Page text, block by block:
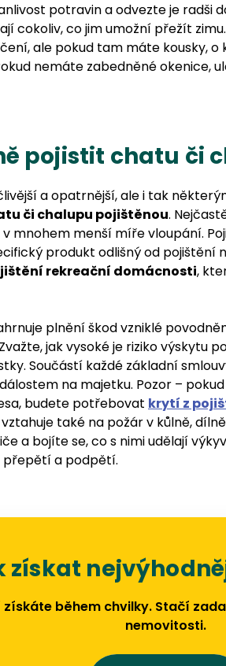
potravin a odvezte je radši
cokoliv, co jim umožní přežít
ale pokud tam máte kousky,
nemáte zabedněné okenice,
pojistit chatu či
a opatrnější, ale i tak
či chalupu pojištěnou.
mnohem menší míře vloupání.
produkt odlišný od pojištění
rekreační domácnosti,
plnění škod vzniklé
jak vysoké je riziko výskytu
Součástí každé základní
na majetku. Pozor –
budete potřebovat krytí z
také na požár v kůlně,
a bojíte se, co s nimi udělají
přepětí a podpětí.
získat
získáte během chvilky. Stačí
nemovitosti.